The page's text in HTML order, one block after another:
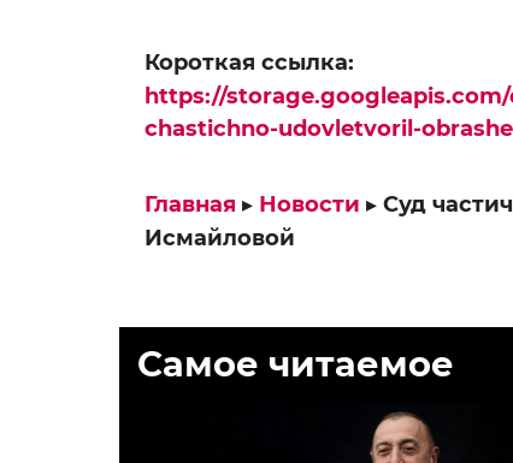
Короткая ссылка:
https://
chastichno-udovletvoril-
Главная ▸ Новости ▸ Суд
Исмайловой
Самое читаемое